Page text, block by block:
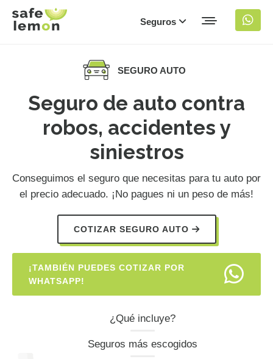
Seguros
SEGURO AUTO
Seguro de auto contra
robos, accidentes y
siniestros
Conseguimos el seguro que necesitas para tu auto por
el precio adecuado. ¡No pagues ni un peso de más!
COTIZAR SEGURO AUTO
¡TAMBIÉN PUEDES COTIZAR POR
WHATSAPP!
¿Qué incluye?
Seguros más escogidos